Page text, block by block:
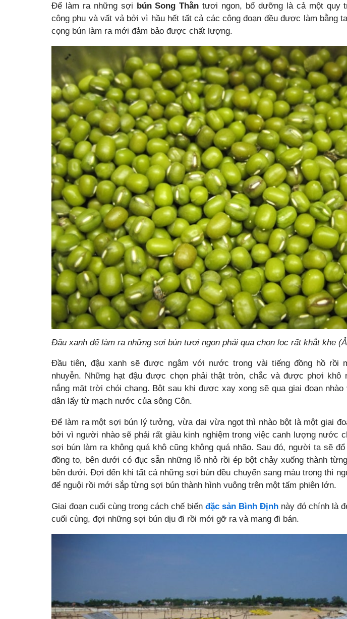
Để làm ra những sợi bún Song Thằn tươi ngon, bổ dưỡng là cả một quy
công phu và vất vả bởi vì hầu hết tất cả các công đoạn đều được làm bằng
cọng bún làm ra mới đảm bảo được chất lượng.
Đâu xanh để làm ra những sợi bún tươi ngon phải qua chọn lọc rất khắt khe
Đầu tiên, đậu xanh sẽ được ngâm với nước trong vài tiếng đồng hồ rồi
nhuyễn. Những hạt đậu được chọn phải thật tròn, chắc và được phơi khô
nắng mặt trời chói chang. Bột sau khi được xay xong sẽ qua giai đoạn
dân lấy từ mạch nước của sông Côn.
Để làm ra một sợi bún lý tưởng, vừa dai vừa ngọt thì nhào bột là một giai
bởi vì người nhào sẽ phải rất giàu kinh nghiệm trong việc canh lượng nước
sợi bún làm ra không quá khô cũng không quá nhão. Sau đó, người ta sẽ
đồng to, bên dưới có đục sẵn những lỗ nhỏ rồi ép bột chảy xuống thành
bên dưới. Đợi đến khi tất cả những sợi bún đều chuyển sang màu trong thì
để nguội rồi mới sắp từng sợi bún thành hình vuông trên một tấm phiên lớn.
Giai đoạn cuối cùng trong cách chế biếnđặc sản Bình Định này đó chính là
cuối cùng, đợi những sợi bún dịu đi rồi mới gỡ ra và mang đi bán.